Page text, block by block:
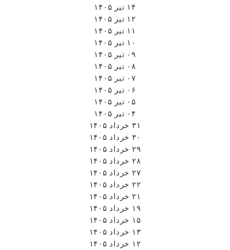
۱۴ تیر ۱۴۰۵
۱۲ تیر ۱۴۰۵
۱۱ تیر ۱۴۰۵
۱۰ تیر ۱۴۰۵
۰۹ تیر ۱۴۰۵
۰۸ تیر ۱۴۰۵
۰۷ تیر ۱۴۰۵
۰۶ تیر ۱۴۰۵
۰۵ تیر ۱۴۰۵
۰۴ تیر ۱۴۰۵
۳۱ خرداد ۱۴۰۵
۳۰ خرداد ۱۴۰۵
۲۹ خرداد ۱۴۰۵
۲۸ خرداد ۱۴۰۵
۲۷ خرداد ۱۴۰۵
۲۲ خرداد ۱۴۰۵
۲۱ خرداد ۱۴۰۵
۱۹ خرداد ۱۴۰۵
۱۵ خرداد ۱۴۰۵
۱۳ خرداد ۱۴۰۵
۱۲ خرداد ۱۴۰۵